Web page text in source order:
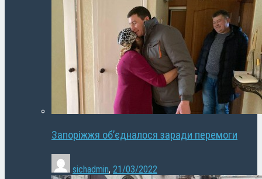
Запоріжжя об’єдналося заради перемоги
sichadmin, 21/03/2022